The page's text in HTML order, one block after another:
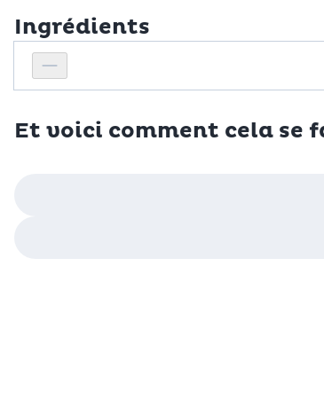
Ingrédients
Réduire le nombre de personnes
Personnes
Et voici comment cela se